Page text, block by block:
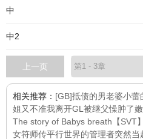
中
中2
上一页
相关推荐： [GB]抵债的男老婆小蕾
姐又不准我离开GL 被继父懆肿了
The story of Babys breath 【SVT
女符师传平行世界的管理者突然当